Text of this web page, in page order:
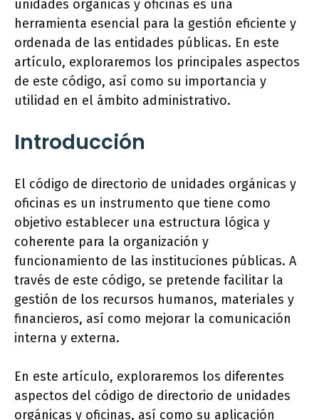
unidades orgánicas y oficinas es una
herramienta esencial para la gestión eficiente y
ordenada de las entidades públicas. En este
artículo, exploraremos los principales aspectos
de este código, así como su importancia y
utilidad en el ámbito administrativo.
Introducción
El código de directorio de unidades orgánicas y
oficinas es un instrumento que tiene como
objetivo establecer una estructura lógica y
coherente para la organización y
funcionamiento de las instituciones públicas. A
través de este código, se pretende facilitar la
gestión de los recursos humanos, materiales y
financieros, así como mejorar la comunicación
interna y externa.
En este artículo, exploraremos los diferentes
aspectos del código de directorio de unidades
orgánicas y oficinas, así como su aplicación